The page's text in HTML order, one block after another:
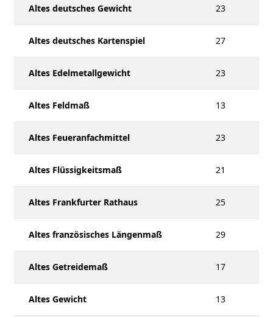
Altes deutsches Gewicht 23
Altes deutsches Kartenspiel 27
Altes Edelmetallgewicht 23
Altes Feldmaß 13
Altes Feueranfachmittel 23
Altes Flüssigkeitsmaß 21
Altes Frankfurter Rathaus 25
Altes französisches Längenmaß 29
Altes Getreidemaß 17
Altes Gewicht 13